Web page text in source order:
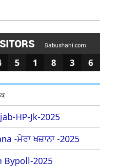
Babushahi.com
5 1 8 3 6
HP-Jk-2025
-ਮੇਰਾ ਖਜ਼ਾਨਾ -2025
Bypoll-2025